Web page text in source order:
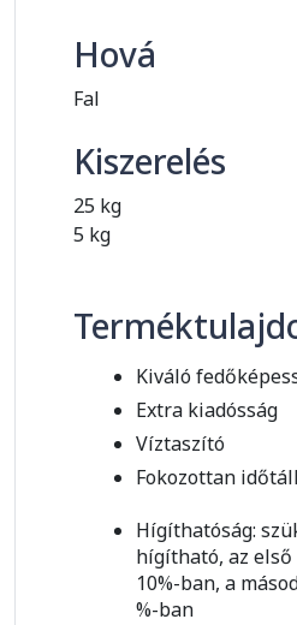
Hová
Fal
Kiszerelés
25 kg
5 kg
Kiváló
Extra kiadósság
Víztaszító
Fokozottan
Hígíthatóság:
hígítható, az első
10%-ban, a
%-ban